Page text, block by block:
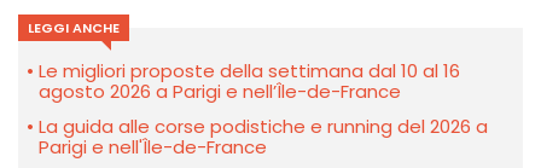
LEGGI ANCHE
Le migliori proposte della settimana dal 10 al 16
agosto 2026 a Parigi e nell’Île-de-France
La guida alle corse podistiche e running del 2026 a
Parigi e nell'Île-de-France